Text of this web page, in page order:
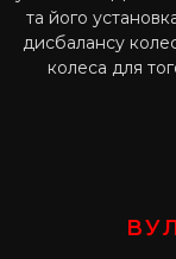
та його
дисбалансу
колеса для